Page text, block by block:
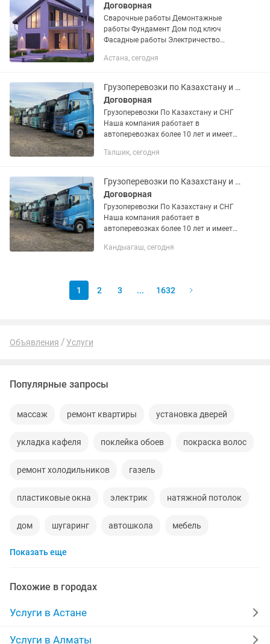
Договорная
Сварочные работы Демонтажные
работы Фундамент Дом под ключ
Фасадные работы Электричество
Астана, сегодня
Грузоперевозки по Казахстану и СНГ фура трал рефрижератор камаз тентовка ша
Договорная
Грузоперевозки По Казахстану и СНГ
Наша компания работает в
автоперевозках более 10 лет и имеет
Предоставляем все виды документов.
Талшик, сегодня
Грузоперевозки по Казахстану и СНГ фура трал рефрижератор камаз тентовка ша
Договорная
Грузоперевозки По Казахстану и СНГ
Наша компания работает в
автоперевозках более 10 лет и имеет
Предоставляем все виды документов.
Кандыагаш, сегодня
1 2 3 ... 1632
Объявления Услуги
Популярные запросы
массаж ремонт квартиры установка дверей
укладка кафеля поклейка обоев покраска волос
ремонт холодильников газель
пластиковые окна электрик натяжной потолок
дом шугаринг автошкола мебель
ремонт телевизоров
установка кондиционеров
кредиты москитные сетки
Показать еще
Похожие в городах
Услуги в Астане
Услуги в Алматы